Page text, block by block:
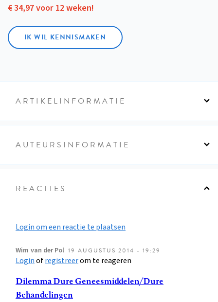
€ 34,97 voor 12 weken!
IK WIL KENNISMAKEN
ARTIKELINFORMATIE
AUTEURSINFORMATIE
REACTIES
Login om een reactie te plaatsen
Wim van der Pol 19 AUGUSTUS 2014 - 19:29
Loginofregistreerom te reageren
Dilemma Dure Geneesmiddelen/Dure
Behandelingen